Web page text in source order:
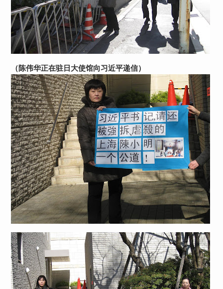
（陈伟华正在驻日大使馆向习近平递信）